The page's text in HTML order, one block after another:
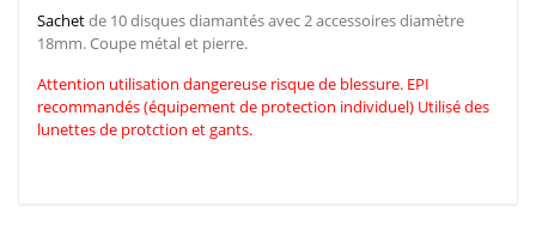
Sachetde 10 disques diamantés avec 2 accessoires diamètre
18mm. Coupe métal et pierre.
Attention utilisation dangereuse risque de blessure. EPI
recommandés (équipement de protection individuel) Utilisé des
lunettes de protction et gants.